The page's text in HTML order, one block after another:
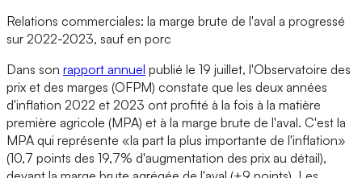
Relations commerciales: la marge brute de l'aval a progressé
sur 2022-2023, sauf en porc
Dans son rapport annuel publié le 19 juillet, l'Observatoire des
prix et des marges (OFPM) constate que les deux années
d'inflation 2022 et 2023 ont profité à la fois à la matière
première agricole (MPA) et à la marge brute de l'aval. C'est la
MPA qui représente «la part la plus importante de l'inflation»
(10,7 points des 19,7% d'augmentation des prix au détail),